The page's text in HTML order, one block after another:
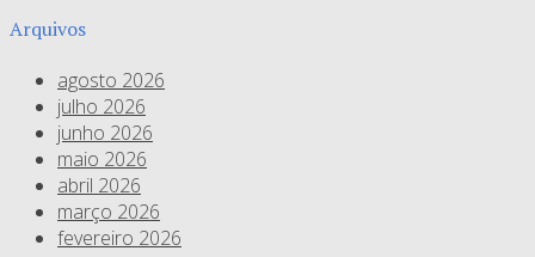
Arquivos
agosto 2026
julho 2026
junho 2026
maio 2026
abril 2026
março 2026
fevereiro 2026